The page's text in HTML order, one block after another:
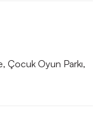
Çocuk Oyun Parkı,